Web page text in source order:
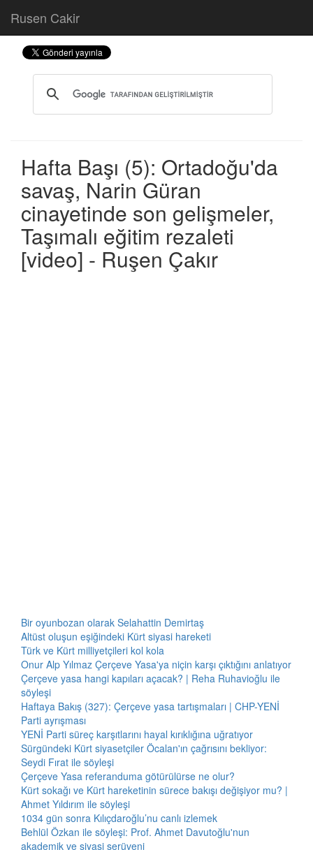
Rusen Cakir
Hafta Başı (5): Ortadoğu'da
savaş, Narin Güran
cinayetinde son gelişmeler,
Taşımalı eğitim rezaleti
[video] - Ruşen Çakır
Bir oyunbozan olarak Selahattin Demirtaş
Altüst oluşun eşiğindeki Kürt siyasi hareketi
Türk ve Kürt milliyetçileri kol kola
Onur Alp Yılmaz Çerçeve Yasa'ya niçin karşı çıktığını anlatıyor
Çerçeve yasa hangi kapıları açacak? | Reha Ruhavioğlu ile
söyleşi
Haftaya Bakış (327): Çerçeve yasa tartışmaları | CHP-YENİ
Parti ayrışması
YENİ Parti süreç karşıtlarını hayal kırıklığına uğratıyor
Sürgündeki Kürt siyasetçiler Öcalan'ın çağrısını bekliyor:
Seydi Fırat ile söyleşi
Çerçeve Yasa referanduma götürülürse ne olur?
Kürt sokağı ve Kürt hareketinin sürece bakışı değişiyor mu? |
Ahmet Yıldırım ile söyleşi
1034 gün sonra Kılıçdaroğlu’nu canlı izlemek
Behlül Özkan ile söyleşi: Prof. Ahmet Davutoğlu'nun
akademik ve siyasi serüveni